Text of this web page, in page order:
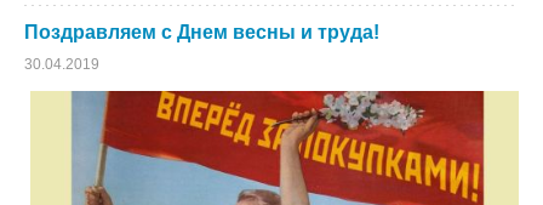
Поздравляем с Днем весны и труда!
30.04.2019